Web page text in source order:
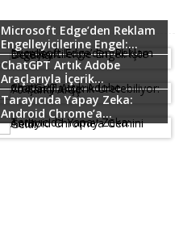
Microsoft Edge’den Reklam
Engelleyicilerine Engel:...
ChatGPT Artık Adobe
Araçlarıyla İçerik...
Tarayıcıda Yapay Zeka:
Android Chrome’a...